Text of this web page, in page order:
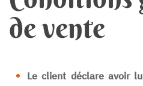
de vente
Le client déclare avoir